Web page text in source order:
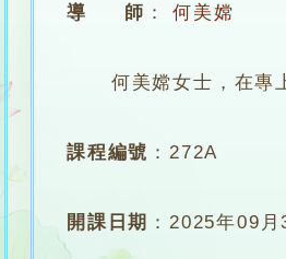
導 師 ： 何美嫦
何美嫦女士，在專上
課程編號 ：272A
開課日期 ：2025年09月